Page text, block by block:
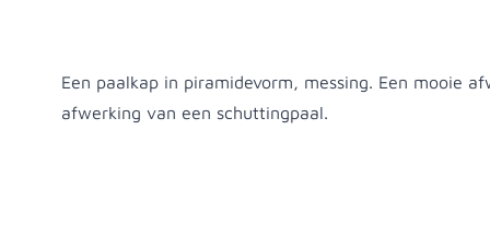
Een paalkap in piramidevorm, messing. Een mooie
afwerking van een schuttingpaal.